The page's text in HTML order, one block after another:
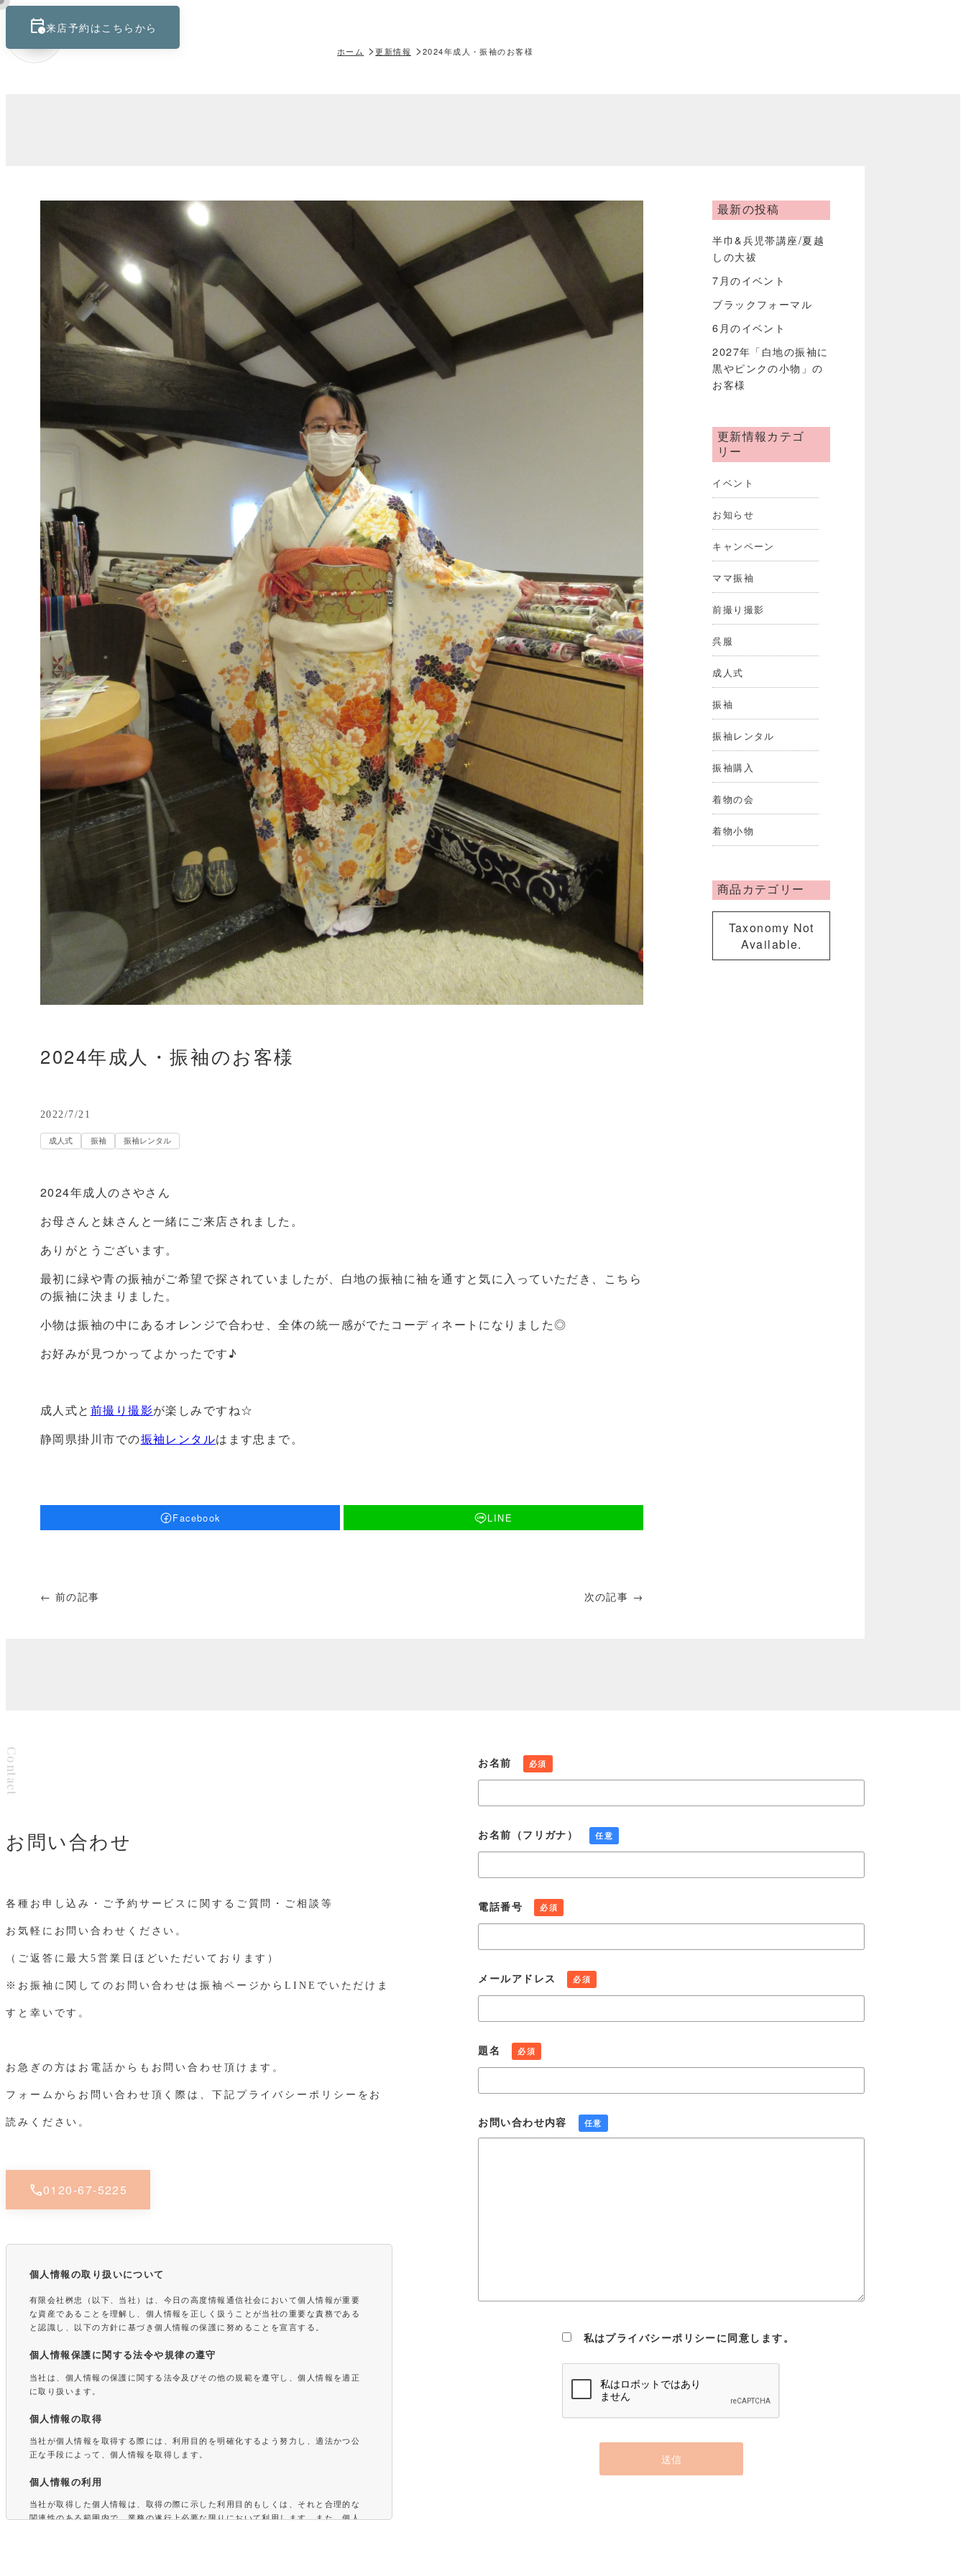
keyboard_control_keycalendar_clock来店予約はこちらから
ホーム 更新情報 2024年成人・振袖のお客様
2024年成人・振袖のお客様
2022/7/21
成人式 振袖 振袖レンタル
2024年成人のさやさん
お母さんと妹さんと一緒にご来店されました。
ありがとうございます。
最初に緑や青の振袖がご希望で探されていましたが、白地の振袖に袖を通すと気に入っていただき、こちら
の振袖に決まりました。
小物は振袖の中にあるオレンジで合わせ、全体の統一感がでたコーディネートになりました◎
お好みが見つかってよかったです♪
成人式と 前撮り撮影が楽しみですね☆
静岡県掛川市での振袖レンタルはます忠まで。
Facebook LINE
← 前の記事 次の記事 →
最新の投稿
半巾&兵児帯講座/夏越
しの大祓
7月のイベント
ブラックフォーマル
6月のイベント
2027年「白地の振袖に
黒やピンクの小物」の
お客様
更新情報カテゴ
リー
イベント
お知らせ
キャンペーン
ママ振袖
前撮り撮影
呉服
成人式
振袖
振袖レンタル
振袖購入
着物の会
着物小物
商品カテゴリー
Taxonomy Not
Available.
Contact
お問い合わせ
各種お申し込み・ご予約サービスに関するご質問・ご相談等
お気軽にお問い合わせください。
（ご返答に最大5営業日ほどいただいております）
※お振袖に関してのお問い合わせは振袖ページからLINEでいただけま
すと幸いです。
お急ぎの方はお電話からもお問い合わせ頂けます。
フォームからお問い合わせ頂く際は、下記プライバシーポリシーをお
読みください。
call0120-67-5225
個人情報の取り扱いについて
有限会社桝忠（以下、当社）は、今日の高度情報通信社会において個人情報が重要
な資産であることを理解し、個人情報を正しく扱うことが当社の重要な責務である
と認識し、以下の方針に基づき個人情報の保護に努めることを宣言する。
個人情報保護に関する法令や規律の遵守
当社は、個人情報の保護に関する法令及びその他の規範を遵守し、個人情報を適正
に取り扱います。
個人情報の取得
当社が個人情報を取得する際には、利用目的を明確化するよう努力し、適法かつ公
正な手段によって、個人情報を取得します。
個人情報の利用
当社が取得した個人情報は、取得の際に示した利用目的もしくは、それと合理的な
関連性のある範囲内で、業務の遂行上必要な限りにおいて利用します。また、個人
お名前 必須
お名前（フリガナ） 任意
電話番号 必須
メールアドレス 必須
題名 必須
お問い合わせ内容 任意
私はプライバシーポリシーに同意します。